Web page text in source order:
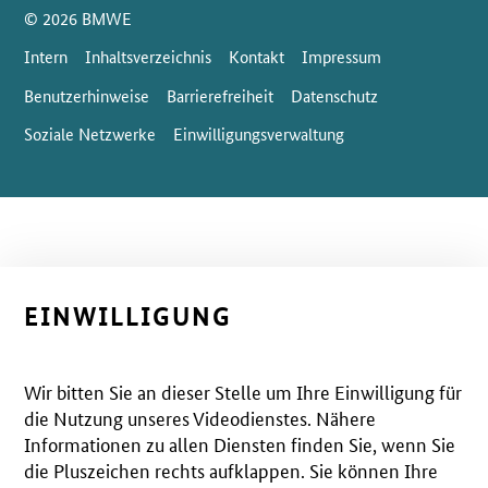
SrOnlyServicemenü
© 2026 BMWE
Intern
Inhaltsverzeichnis Kontakt
Impressum
Benutzerhinweise
Barrierefreiheit
Datenschutz
Soziale Netzwerke
Einwilligungsverwaltung
EINWILLIGUNG
Wir bitten Sie an dieser Stelle um Ihre Einwilligung für
die Nutzung unseres Videodienstes. Nähere
Informationen zu allen Diensten finden Sie, wenn Sie
die Pluszeichen rechts aufklappen. Sie können Ihre